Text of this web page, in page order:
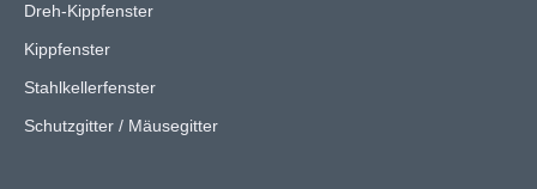
Dreh-Kippfenster
Kippfenster
Stahlkellerfenster
Schutzgitter / Mäusegitter